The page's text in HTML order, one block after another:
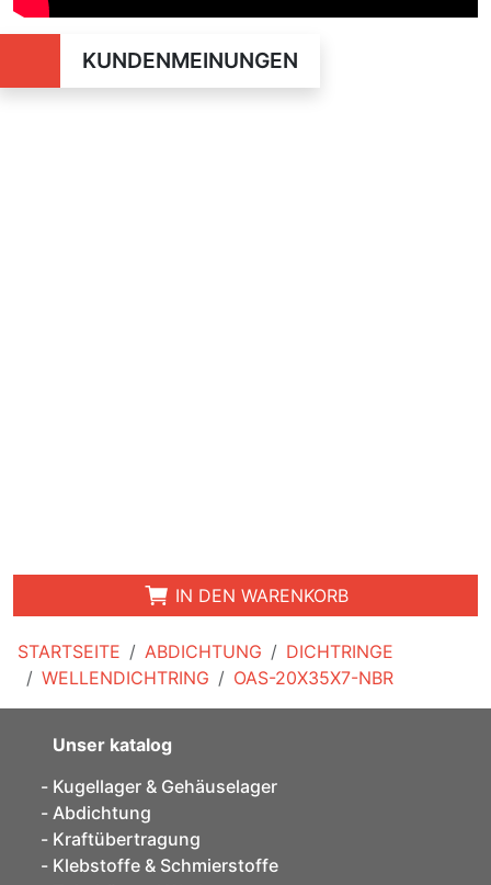
STARTSEITE ABDICHTUNG
DICHTRINGE
WELLENDICHTRING
OAS-20X35X7-NBR
KUNDENMEINUNGEN
IN DEN WARENKORB
Unser katalog
Kugellager & Gehäuselager
Abdichtung
Kraftübertragung
Klebstoffe & Schmierstoffe